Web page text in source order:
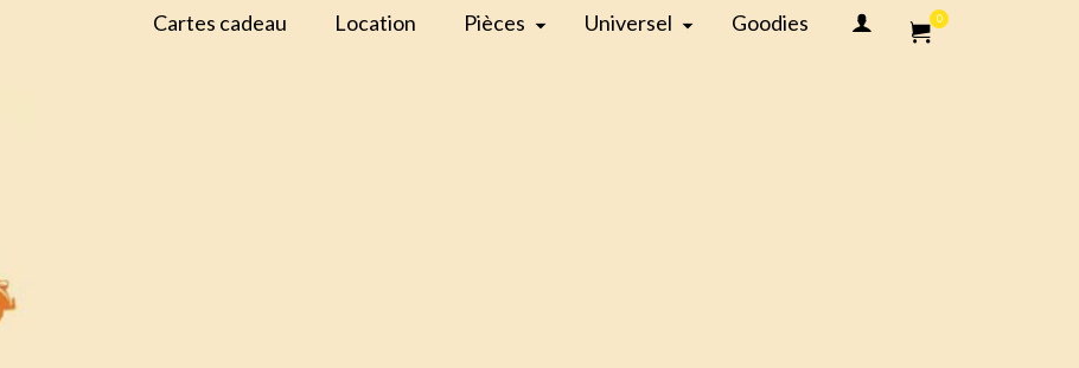
Cartes cadeau Location Pièces Universel Goodies 0